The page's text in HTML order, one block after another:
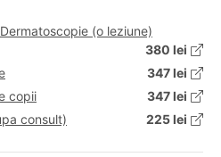
(o leziune)
380 lei
347 lei
copii
347 lei
consult)
225 lei